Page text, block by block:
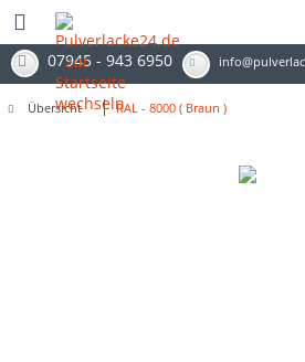
07945 - 943 6950
Übersicht RAL - 8000 ( Braun )